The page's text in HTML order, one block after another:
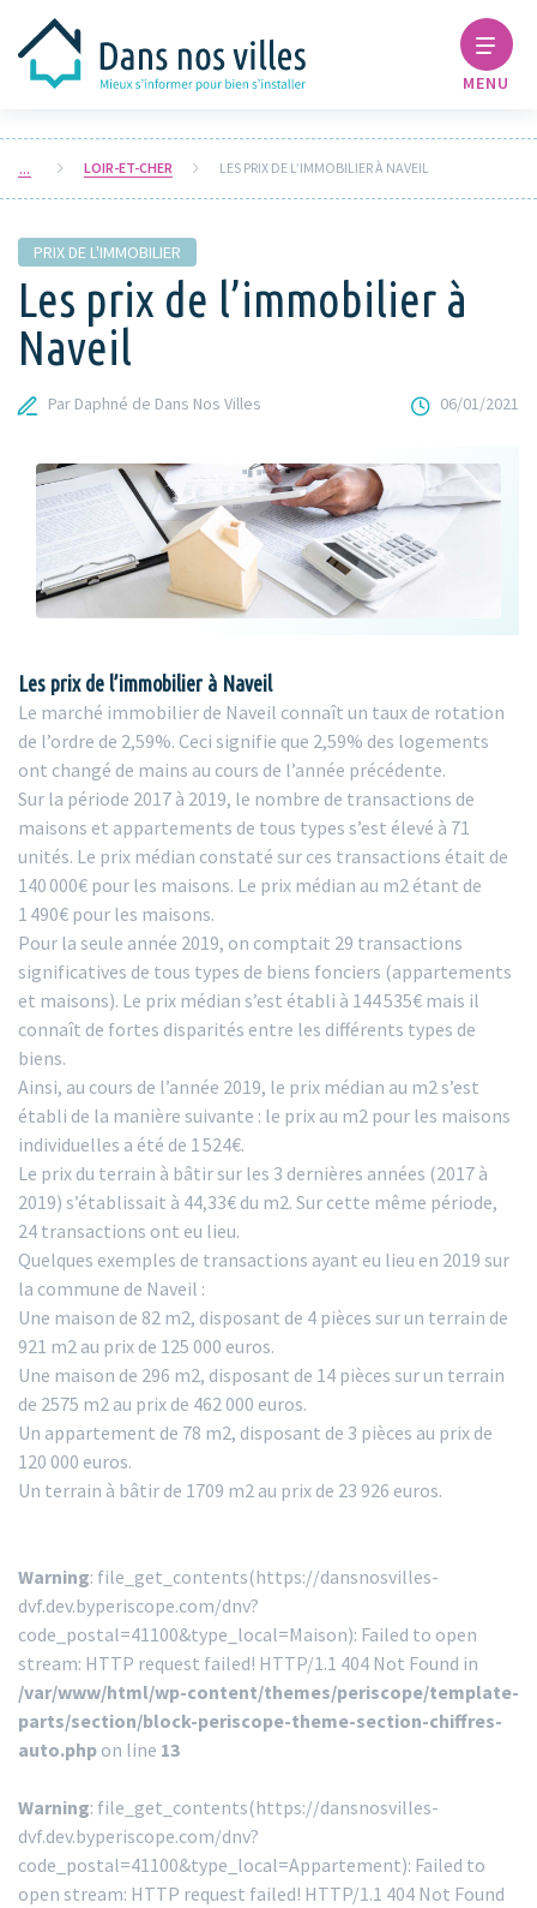
MENU
LOIR-ET-CHER LES PRIX DE L’IMMOBILIER À NAVEIL
PRIX DE L'IMMOBILIER
Les prix de l’immobilier à
Naveil
Par Daphné de Dans Nos Villes 06/01/2021
Les prix de l’immobilier à Naveil
Le marché immobilier de Naveil connaît un taux de rotation
de l’ordre de 2,59%. Ceci signifie que 2,59% des logements
ont changé de mains au cours de l’année précédente.
Sur la période 2017 à 2019, le nombre de transactions de
maisons et appartements de tous types s’est élevé à 71
unités. Le prix médian constaté sur ces transactions était de
140 000€ pour les maisons. Le prix médian au m2 étant de
1 490€ pour les maisons.
Pour la seule année 2019, on comptait 29 transactions
significatives de tous types de biens fonciers (appartements
et maisons). Le prix médian s’est établi à 144 535€ mais il
connaît de fortes disparités entre les différents types de
biens.
Ainsi, au cours de l’année 2019, le prix médian au m2 s’est
établi de la manière suivante : le prix au m2 pour les maisons
individuelles a été de 1 524€.
Le prix du terrain à bâtir sur les 3 dernières années (2017 à
2019) s’établissait à 44,33€ du m2. Sur cette même période,
24 transactions ont eu lieu.
Quelques exemples de transactions ayant eu lieu en 2019 sur
la commune de Naveil :
Une maison de 82 m2, disposant de 4 pièces sur un terrain de
921 m2 au prix de 125 000 euros.
Une maison de 296 m2, disposant de 14 pièces sur un terrain
de 2575 m2 au prix de 462 000 euros.
Un appartement de 78 m2, disposant de 3 pièces au prix de
120 000 euros.
Un terrain à bâtir de 1709 m2 au prix de 23 926 euros.
Warning: file_get_contents(https://dansnosvilles-
dvf.dev.byperiscope.com/dnv?
code_postal=41100&type_local=Maison): Failed to open
stream: HTTP request failed! HTTP/1.1 404 Not Found in
/var/www/html/wp-content/themes/periscope/template-
parts/section/block-periscope-theme-section-chiffres-
auto.php on line 13
Warning: file_get_contents(https://dansnosvilles-
dvf.dev.byperiscope.com/dnv?
code_postal=41100&type_local=Appartement): Failed to
open stream: HTTP request failed! HTTP/1.1 404 Not Found